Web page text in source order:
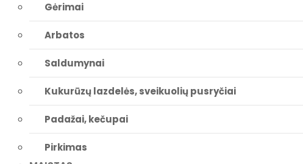
Gėrimai
Arbatos
Saldumynai
Kukurūzų lazdelės, sveikuolių pusryčiai
Padažai, kečupai
Pirkimas